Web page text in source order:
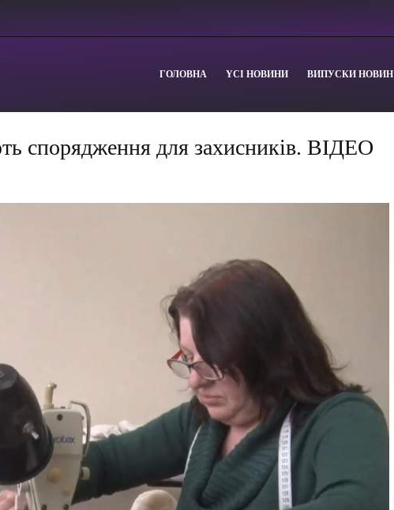
ГОЛОВНА YСІ НОВИНИ ВИПУСКИ НОВИН
спорядження для захисників. ВІДЕО